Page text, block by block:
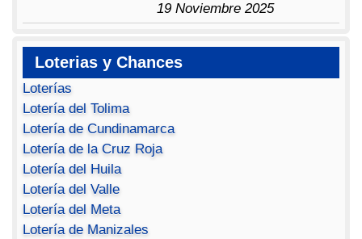
19 Noviembre 2025
Loterias y Chances
Loterías
Lotería del Tolima
Lotería de Cundinamarca
Lotería de la Cruz Roja
Lotería del Huila
Lotería del Valle
Lotería del Meta
Lotería de Manizales